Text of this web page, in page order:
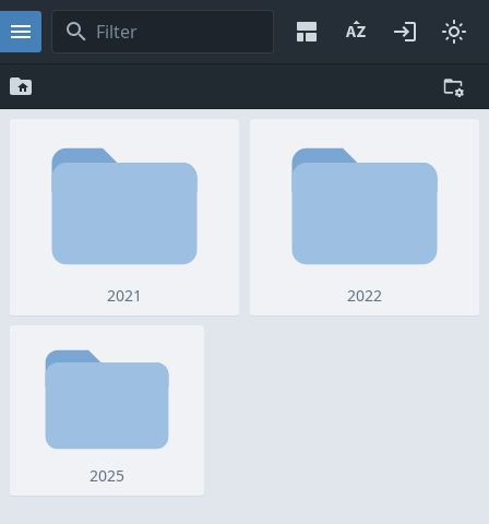
2021 2022
2025